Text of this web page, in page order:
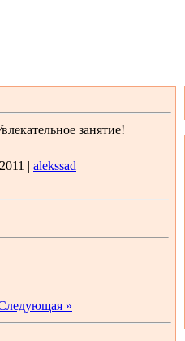
занятие!
| alekssad
»